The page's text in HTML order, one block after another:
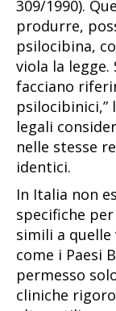
309/1990).
produrre,
psilocibina,
viola la
facciano
legali
nelle stesse
identici.
In Italia non
specifiche
simili a quelle
come i Paesi
permesso
cliniche